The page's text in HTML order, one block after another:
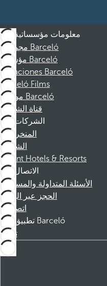
معلومات مؤسساتية
مجموعة Barceló
مؤسسة Barceló
Vacaciones Barceló
Barceló Films
موظفو Barceló
قناة الشكوى
الشركات
المنخرطين
الشركاء
Dorint Hotels & Resorts
الاتصال
الأسئلة المتداولة والمساعدة
الحجز عبر الهاتف
اتصل بنا
تطبيق Barceló
تنزيل